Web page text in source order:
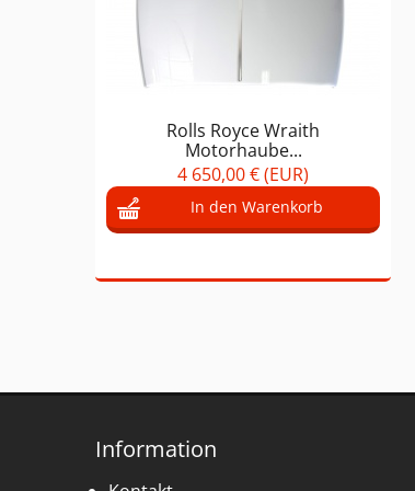
Rolls Royce Wraith
Motorhaube...
4 650,00 € (EUR)
In den Warenkorb
Information